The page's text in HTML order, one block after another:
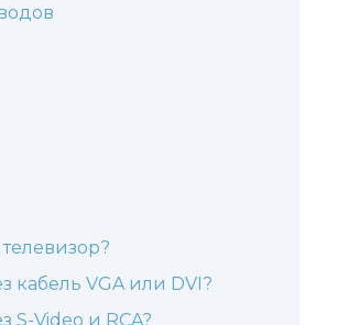
кабель VGA или DVI?
S-Video и RCA?